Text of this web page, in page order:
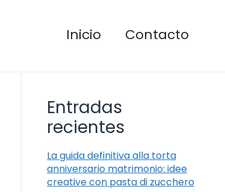
Inicio Contacto
Entradas
recientes
La guida definitiva alla torta
anniversario matrimonio: idee
creative con pasta di zucchero